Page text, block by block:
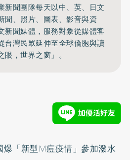
新聞團隊每天以中、英、日文
聞、照片、圖表、影音與資
新聞媒體，服務對象從媒體客
台灣民眾延伸至全球僑胞與讀
，世界之窗」。
「新型M痘疫情」參加潑水